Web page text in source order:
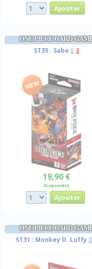
ONE PIECE CARD
ST35 : Sabo
19,90 €
Disponible
ONE PIECE CARD
ST31 : Monkey D. Luffy